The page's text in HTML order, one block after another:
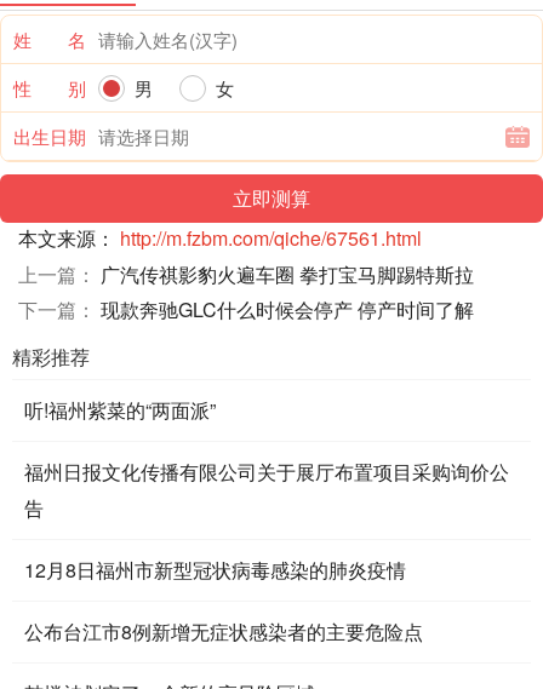
姓 名
性 别
男
女
出生日期
本文来源： http://m.fzbm.com/qiche/67561.html
上一篇： 广汽传祺影豹火遍车圈 拳打宝马脚踢特斯拉
下一篇： 现款奔驰GLC什么时候会停产 停产时间了解
精彩推荐
听!福州紫菜的“两面派”
福州日报文化传播有限公司关于展厅布置项目采购询价公
告
12月8日福州市新型冠状病毒感染的肺炎疫情
公布台江市8例新增无症状感染者的主要危险点